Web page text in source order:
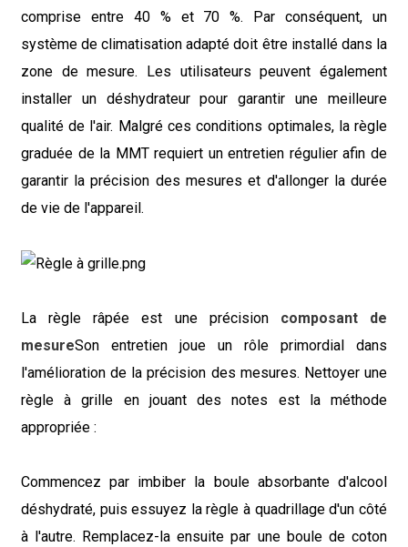
comprise entre 40 % et 70 %. Par conséquent, un
système de climatisation adapté doit être installé dans la
zone de mesure. Les utilisateurs peuvent également
installer un déshydrateur pour garantir une meilleure
qualité de l'air. Malgré ces conditions optimales, la règle
graduée de la MMT requiert un entretien régulier afin de
garantir la précision des mesures et d'allonger la durée
de vie de l'appareil.
La règle râpée est une précision composant de
mesureSon entretien joue un rôle primordial dans
l'amélioration de la précision des mesures. Nettoyer une
règle à grille en jouant des notes est la méthode
appropriée :
Commencez par imbiber la boule absorbante d'alcool
déshydraté, puis essuyez la règle à quadrillage d'un côté
à l'autre. Remplacez-la ensuite par une boule de coton